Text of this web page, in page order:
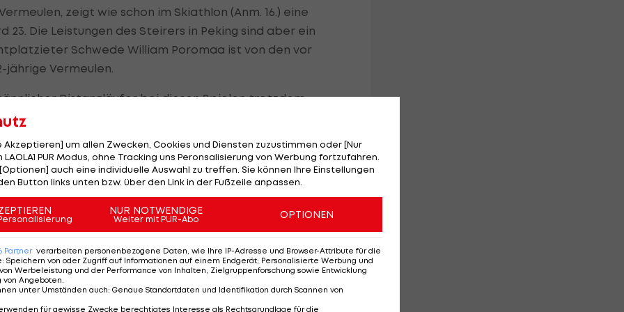
zeigt wie schon im Skiathlon (Anm. 16.) eine
Die Leistungen des Steirers in Peking sind aber ein
Schwede William Poromaa ist von den vor
jährige Vermeulen.
Distanzläufer bei diesen Spielen trotzdem
Rennen. Mein Anspruch ist, immer einen neuen
verbessern kann. Seine Platzierungen in
"Olympia gibt mir doch viel Vertrauen, weil ich
ich zu den Leuten dazu, auf die man schaut", sagte
Olympia sind noch vier Jahre zum Besserwerden."
schnell angefangen, dann gut aufgebaut und am Ende
daran schuld sei, den er freilich auf seine
schon abgegeben hatten, wollte ich noch eine
erläuterte der gebürtige Niederländer. "Dann habe
Akzeptieren] um allen Zwecken, Cookies und Diensten zuzustimmen oder [Nur
PUR Modus, ohne Tracking uns Peronsalisierung von Werbung fortzufahren.
auch eine individuelle Auswahl zu treffen. Sie können Ihre Einstellungen
Button links unten bzw. über den Link in der Fußzeile anpassen.
NUR NOTWENDIGE
Weiter mit PUR-Abo OPTIONEN
Partner verarbeiten personenbezogene Daten, wie Ihre IP-Adresse und Browser-Attribute für die
: Speichern von oder Zugriff auf Informationen auf einem Endgerät; Personalisierte Werbung und
Werbeleistung und der Performance von Inhalten, Zielgruppenforschung sowie Entwicklung
von Angeboten
unter Umständen auch: Genaue Standortdaten und Identifikation durch Scannen von
für gewisse Zwecke berechtigtes Interesse als Rechtsgrundlage für die